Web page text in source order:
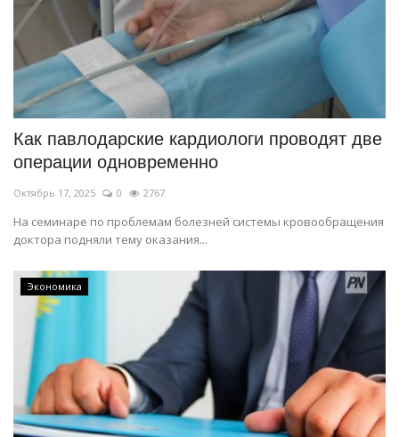
Как павлодарские кардиологи проводят две
операции одновременно
Октябрь 17, 2025 0 2767
На семинаре по проблемам болезней системы кровообращения
доктора подняли тему оказания...
Экономика